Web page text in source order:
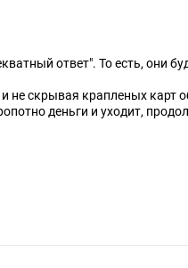
ответ". То есть, они
не скрывая крапленых карт
деньги и уходит,